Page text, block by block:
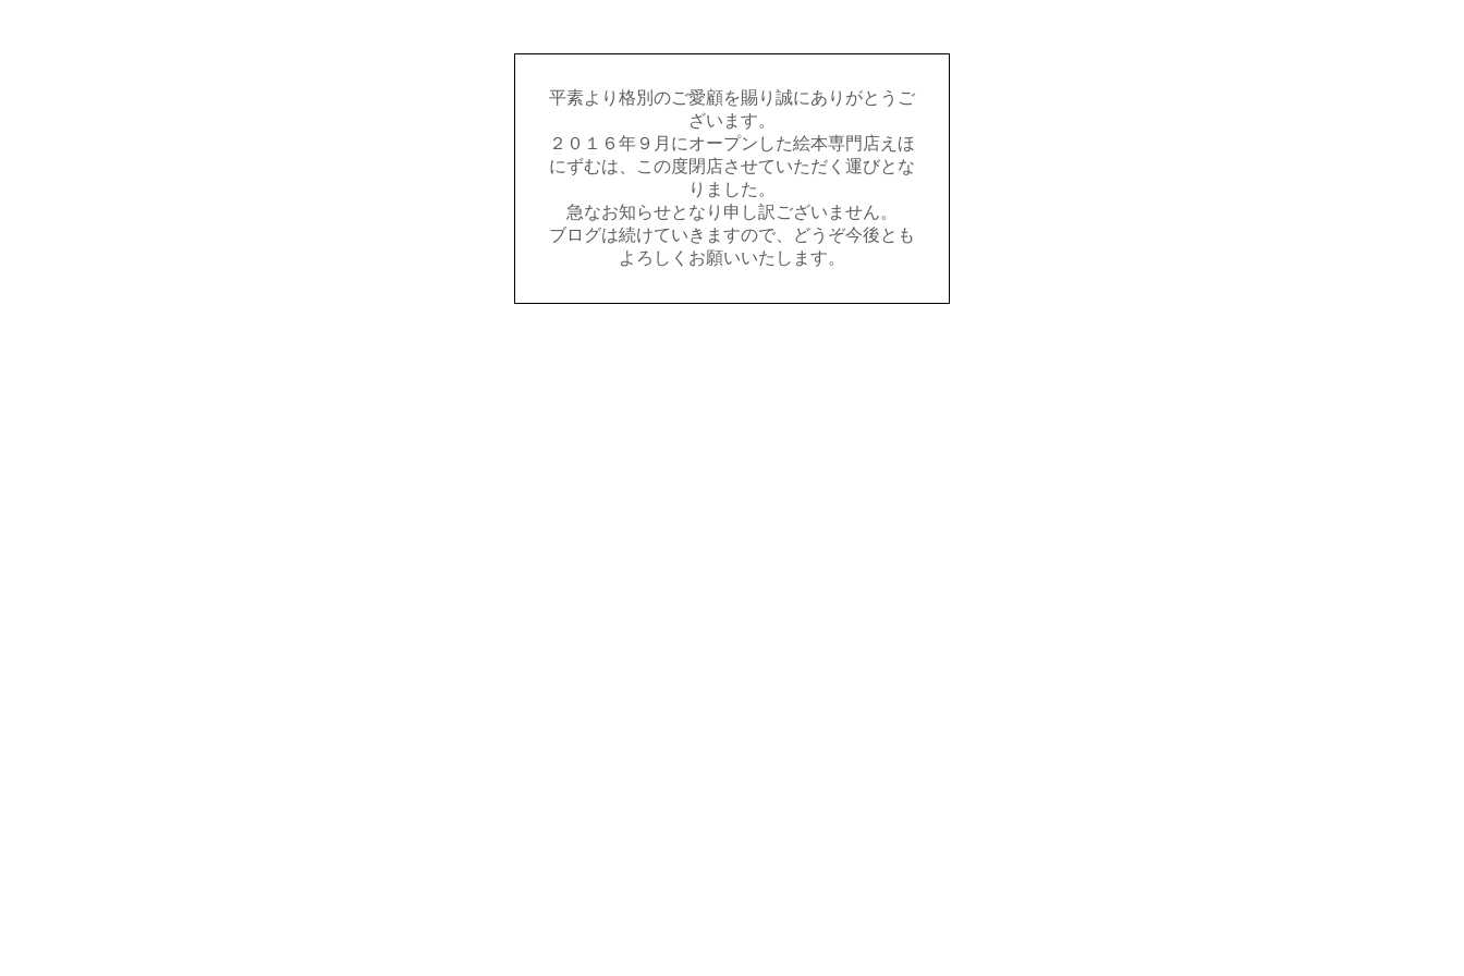
平素より格別のご愛顧を賜り誠にありがとうご
ざいます。
２０１６年９月にオープンした絵本専門店えほ
にずむは、この度閉店させていただく運びとな
りました。
急なお知らせとなり申し訳ございません。
ブログは続けていきますので、どうぞ今後とも
よろしくお願いいたします。